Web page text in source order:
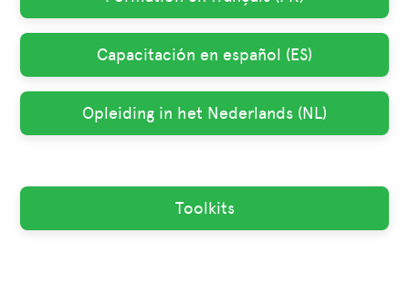
Capacitación en español (ES)
Opleiding in het Nederlands (NL)
Toolkits